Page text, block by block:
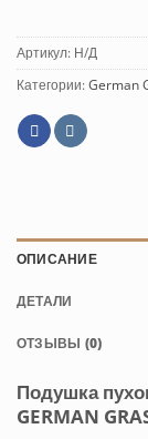
Артикул: Н/Д
Категории: German
ОПИСАНИЕ
ДЕТАЛИ
ОТЗЫВЫ (0)
Подушка
GERMAN